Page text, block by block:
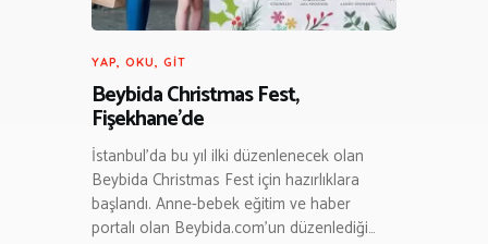
YAP, OKU, GIT
Beybida Christmas Fest,
Fişekhane’de
İstanbul’da bu yıl ilki düzenlenecek olan
Beybida Christmas Fest için hazırlıklara
başlandı. Anne-bebek eğitim ve haber
portalı olan Beybida.com’un düzenlediği…